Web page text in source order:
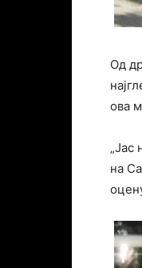
Од
ова
„Јас
на